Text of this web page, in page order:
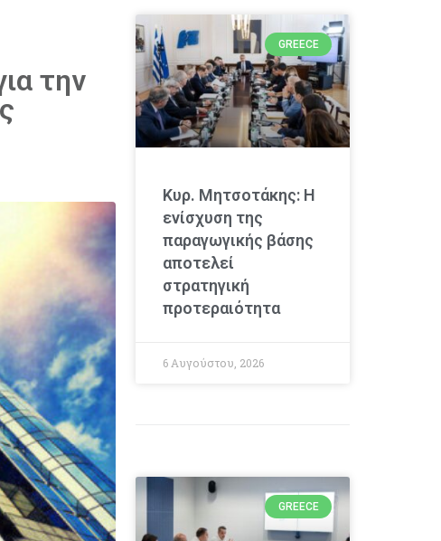
την
GREECE
Κυρ. Μητσοτάκης: Η
ενίσχυση της
παραγωγικής βάσης
αποτελεί
στρατηγική
προτεραιότητα
6 Αυγούστου, 2026
GREECE